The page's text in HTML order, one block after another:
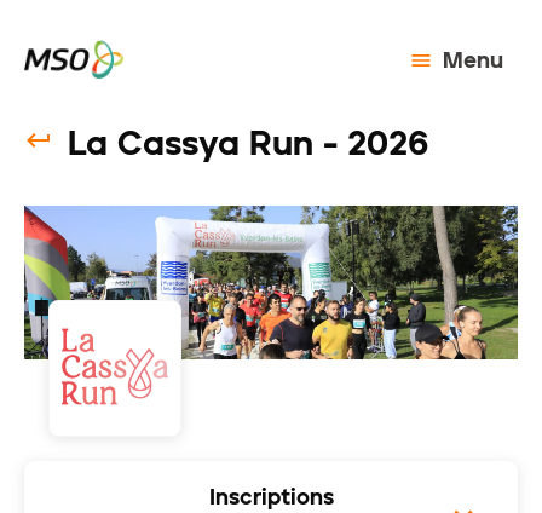
Menu
La Cassya Run - 2026
Inscriptions